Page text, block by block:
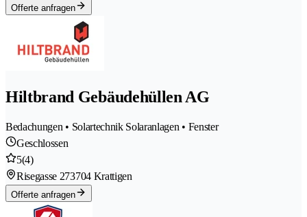
Offerte anfragen
Hiltbrand Gebäudehüllen AG
Bedachungen • Solartechnik Solaranlagen • Fenster
Geschlossen
5(4)
Risegasse 273704 Krattigen
Offerte anfragen